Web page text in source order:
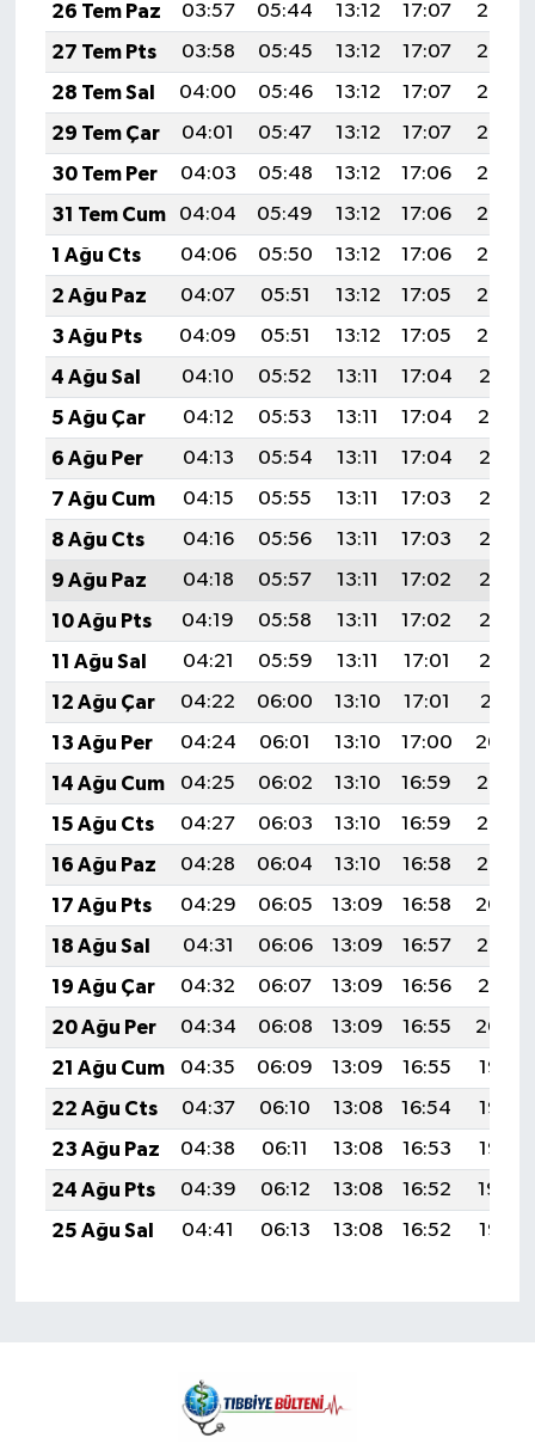
26 Tem Paz
03:57 05:44 13:12 17:07
20:30
27 Tem Pts
03:58 05:45 13:12 17:07
20:29
28 Tem Sal
04:00 05:46 13:12 17:07
20:28
29 Tem Çar
04:01 05:47 13:12 17:07
20:27
30 Tem Per
04:03 05:48 13:12 17:06
20:26
31 Tem Cum
04:04 05:49 13:12 17:06
20:25
1 Ağu Cts
04:06 05:50 13:12 17:06
20:24
2 Ağu Paz
04:07 05:51 13:12 17:05
20:23
3 Ağu Pts
04:09 05:51 13:12 17:05
20:22
4 Ağu Sal
04:10 05:52 13:11 17:04
20:21
5 Ağu Çar
04:12 05:53 13:11 17:04
20:19
6 Ağu Per
04:13 05:54 13:11 17:04
20:18
7 Ağu Cum
04:15 05:55 13:11 17:03
20:17
8 Ağu Cts
04:16 05:56 13:11 17:03
20:16
9 Ağu Paz
04:18 05:57 13:11 17:02
20:15
10 Ağu Pts
04:19 05:58 13:11 17:02
20:13
11 Ağu Sal
04:21 05:59 13:11 17:01
20:12
12 Ağu Çar
04:22 06:00 13:10 17:01
20:11
13 Ağu Per
04:24 06:01 13:10 17:00
20:09
14 Ağu Cum
04:25 06:02 13:10 16:59
20:08
15 Ağu Cts
04:27 06:03 13:10 16:59
20:07
16 Ağu Paz
04:28 06:04 13:10 16:58
20:05
17 Ağu Pts
04:29 06:05 13:09 16:58
20:04
18 Ağu Sal
04:31 06:06 13:09 16:57
20:02
19 Ağu Çar
04:32 06:07 13:09 16:56
20:01
20 Ağu Per
04:34 06:08 13:09 16:55
20:00
21 Ağu Cum
04:35 06:09 13:09 16:55
19:58
22 Ağu Cts
04:37 06:10 13:08 16:54
19:57
23 Ağu Paz
04:38 06:11 13:08 16:53
19:55
24 Ağu Pts
04:39 06:12 13:08 16:52
19:54
25 Ağu Sal
04:41 06:13 13:08 16:52 19:52